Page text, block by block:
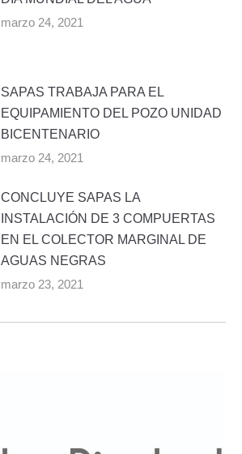
marzo 24, 2021
SAPAS TRABAJA PARA EL
EQUIPAMIENTO DEL POZO UNIDAD
BICENTENARIO
marzo 24, 2021
CONCLUYE SAPAS LA
INSTALACIÓN DE 3 COMPUERTAS
EN EL COLECTOR MARGINAL DE
AGUAS NEGRAS
marzo 23, 2021